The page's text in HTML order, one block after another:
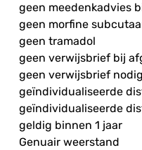
geen meedenkadvies
geen morfine
geen tramadol
geen verwijsbrief bij
geen verwijsbrief
geïndividualiseerde
geïndividualiseerde
geldig binnen 1 jaar
Genuair weerstand